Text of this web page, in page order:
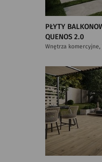
PŁYTY
QUENOS 2.0
Wnętrza komercyjne,